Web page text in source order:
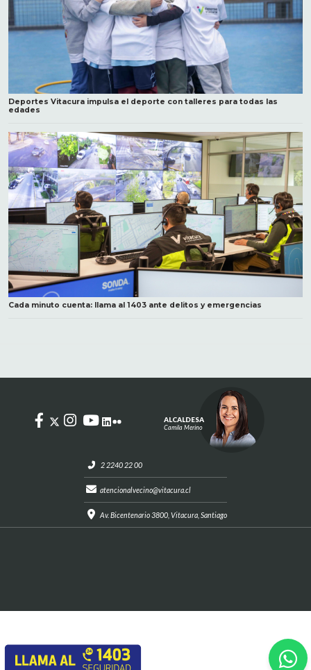
Deportes Vitacura impulsa el deporte con talleres para todas las
edades
Cada minuto cuenta: llama al 1403 ante delitos y emergencias
2 2240 22 00
atencionalvecino@vitacura.cl
Av. Bicentenario 3800, Vitacura, Santiago
ALCALDESA
Camila Merino